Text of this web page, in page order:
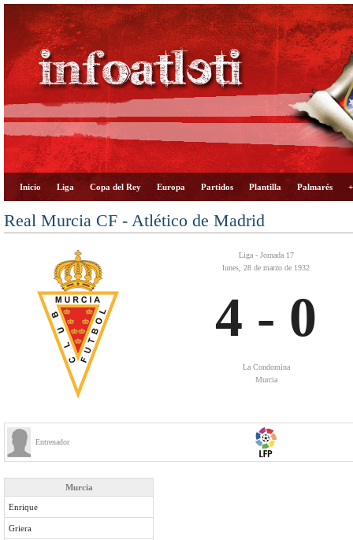
Inicio Liga Copa del Rey Europa Partidos Plantilla Palmarés
Real Murcia CF - Atlético de Madrid
Liga - Jornada 17
lunes, 28 de marzo de 1932
4 - 0
La Condomina
Murcia
Entrenador
Murcia
Enrique
Griera